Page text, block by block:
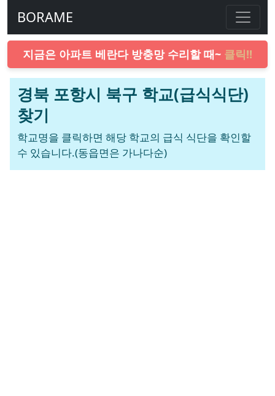
BORAME
지금은 아파트 베란다 방충망 수리할 때~ 클릭!!
경북 포항시 북구 학교(급식식단)
찾기
학교명을 클릭하면 해당 학교의 급식 식단을 확인할
수 있습니다.(동읍면은 가나다순)